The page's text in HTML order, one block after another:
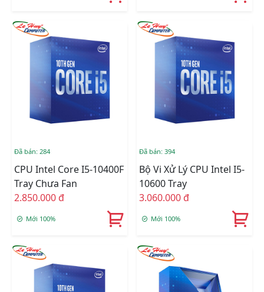
Đã bán: 284
CPU Intel Core I5-10400F
Tray Chưa Fan
2.850.000 đ
Mới 100%
Đã bán: 394
Bộ Vi Xử Lý CPU Intel I5-
10600 Tray
3.060.000 đ
Mới 100%